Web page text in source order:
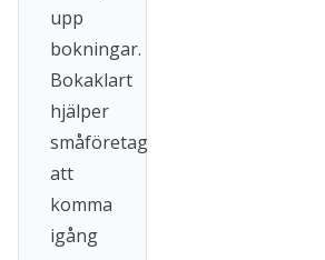
upp
bokningar.
Bokaklart
hjälper
småföretag
att
komma
igång